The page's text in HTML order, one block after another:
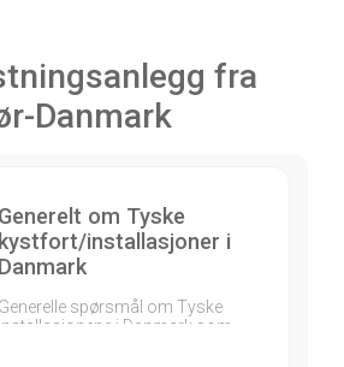
fra
Danmark
Generelt om Tyske
kystfort/installasjoner i
Danmark
Generelle spørsmål om Tyske
installasjonene i Danmark som…